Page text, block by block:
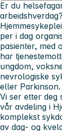
Er du
per i dag
pasienter, med
har
ungdom,
nevrologiske
eller Parkinson.
Vi ser etter deg
vår avdeling i
komplekst
av dag- og